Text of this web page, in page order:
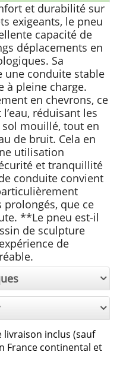
et durabilité sur
exigeants, le pneu
capacité de
déplacements en
Sa
une conduite stable
à pleine charge.
en chevrons, ce
réduisant les
sol mouillé, tout en
de bruit. Cela en
utilisation
et tranquillité
conduite convient
que ce
**Le pneu est-il
de sculpture
de
livraison inclus (sauf
France continental et